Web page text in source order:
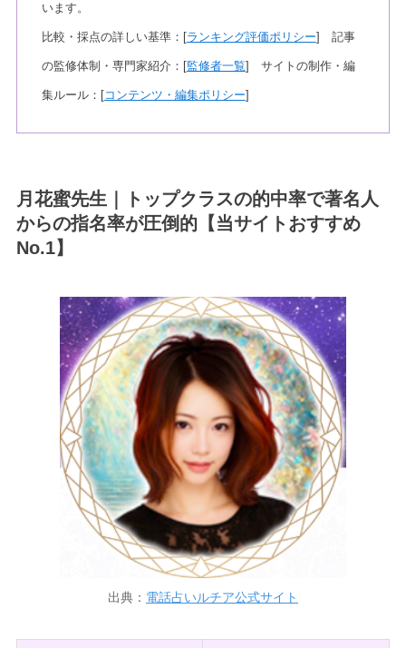
います。
比較・採点の詳しい基準：[ランキング評価ポリシー] 記事
の監修体制・専門家紹介：[監修者一覧] サイトの制作・編
集ルール：[コンテンツ・編集ポリシー]
月花蜜先生｜トップクラスの的中率で著名人
からの指名率が圧倒的【当サイトおすすめ
No.1】
出典： 電話占いルチア公式サイト